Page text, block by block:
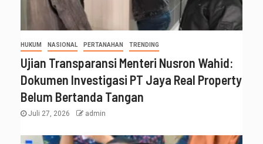
HUKUM NASIONAL PERTANAHAN TRENDING
Ujian Transparansi Menteri Nusron Wahid:
Dokumen Investigasi PT Jaya Real Property
Belum Bertanda Tangan
Juli 27, 2026 admin